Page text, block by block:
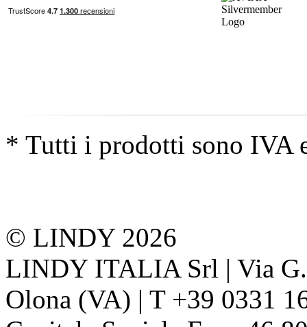
* Tutti i prodotti sono IVA
© LINDY 2026
LINDY ITALIA Srl | Via
Olona (VA) | T +39 0331